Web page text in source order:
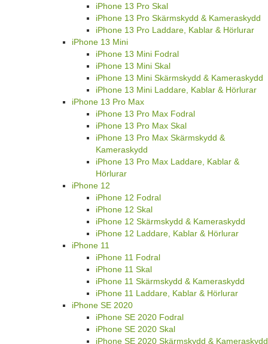
iPhone 13 Pro Skal
iPhone 13 Pro Skärmskydd & Kameraskydd
iPhone 13 Pro Laddare, Kablar & Hörlurar
iPhone 13 Mini
iPhone 13 Mini Fodral
iPhone 13 Mini Skal
iPhone 13 Mini Skärmskydd & Kameraskydd
iPhone 13 Mini Laddare, Kablar & Hörlurar
iPhone 13 Pro Max
iPhone 13 Pro Max Fodral
iPhone 13 Pro Max Skal
iPhone 13 Pro Max Skärmskydd &
Kameraskydd
iPhone 13 Pro Max Laddare, Kablar &
Hörlurar
iPhone 12
iPhone 12 Fodral
iPhone 12 Skal
iPhone 12 Skärmskydd & Kameraskydd
iPhone 12 Laddare, Kablar & Hörlurar
iPhone 11
iPhone 11 Fodral
iPhone 11 Skal
iPhone 11 Skärmskydd & Kameraskydd
iPhone 11 Laddare, Kablar & Hörlurar
iPhone SE 2020
iPhone SE 2020 Fodral
iPhone SE 2020 Skal
iPhone SE 2020 Skärmskydd & Kameraskydd